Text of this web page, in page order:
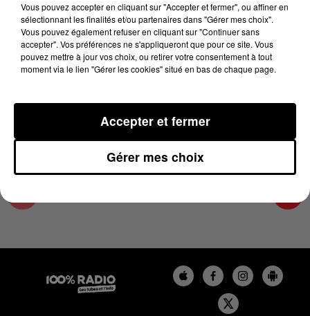
21 juin 2025 - 3 min 56 sec
L'AGENDA DU PAYS CATALANS DU 21/06/2025
À 07H42
L'agenda du Pays catalan
Vous pouvez accepter en cliquant sur "Accepter et fermer", ou affiner en
sélectionnant les finalités et/ou partenaires dans "Gérer mes choix".
Vous pouvez également refuser en cliquant sur "Continuer sans
accepter". Vos préférences ne s'appliqueront que pour ce site. Vous
pouvez mettre à jour vos choix, ou retirer votre consentement à tout
moment via le lien "Gérer les cookies" situé en bas de chaque page.
Gérer mes choix
Accepter et fermer